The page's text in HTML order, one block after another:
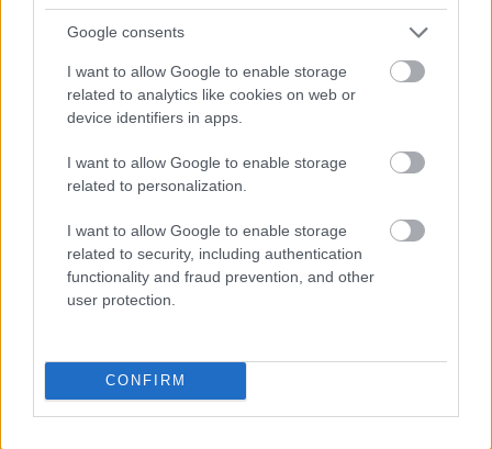
Google consents
I want to allow Google to enable storage
related to analytics like cookies on web or
device identifiers in apps.
I want to allow Google to enable storage
related to personalization.
I want to allow Google to enable storage
related to security, including authentication
functionality and fraud prevention, and other
user protection.
CONFIRM
dyktando— Co ty, gżegżółka, wiesz o dyktandach...
wykształciuch— Pochodzenie słowa
Mogą Cię zainteresować również hasła
ohar
camembert
tabloid